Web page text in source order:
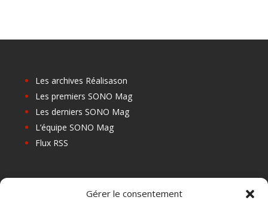
Gérer le consentement
Les archives Réalisason
Les premiers SONO Mag
Les derniers SONO Mag
L’équipe SONO Mag
Flux RSS
Les Centres de Formation